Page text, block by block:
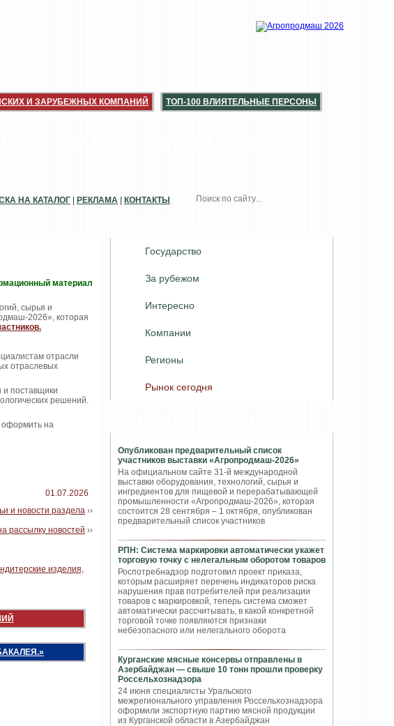
И ЗАРУБЕЖНЫХ КОМПАНИЙ ТОП-100 ВЛИЯТЕЛЬНЫЕ ПЕРСОНЫ
Государство
За рубежом
Интересно
Компании
Регионы
Рынок сегодня
Опубликован предварительный список
участников выставки «Агропродмаш-2026»
На официальном сайте 31-й международной
выставки оборудования, технологий, сырья и
ингредиентов для пищевой и перерабатывающей
промышленности «Агропродмаш-2026», которая
состоится 28 сентября – 1 октября, опубликован
предварительный список участников
РПН: Система маркировки автоматически укажет
торговую точку с нелегальным оборотом товаров
Роспотребнадзор подготовил проект приказа,
которым расширяет перечень индикаторов риска
нарушения прав потребителей при реализации
товаров с маркировкой, теперь система сможет
автоматически рассчитывать, в какой конкретной
торговой точке появляются признаки
небезопасного или нелегального оборота
Курганские мясные консервы отправлены в
Азербайджан — свыше 10 тонн прошли проверку
Россельхознадзора
24 июня специалисты Уральского
межрегионального управления Россельхознадзора
оформили экспортную партию мясной продукции
из Курганской области в Азербайджан
НА КАТАЛОГ РЕКЛАМА КОНТАКТЫ
материал
сырья и
2026», которая
отрасли
отраслевых
и поставщики
решений.
оформить на
01.07.2026
и новости раздела ››
рассылку новостей ››